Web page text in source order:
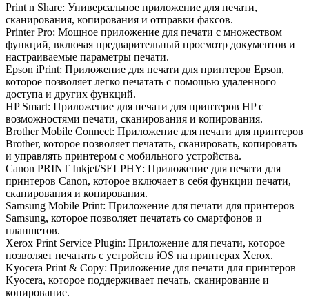
Print n Share: Универсальное приложение для печати,
сканирования, копирования и отправки факсов.
Printer Pro: Мощное приложение для печати с множеством
функций, включая предварительный просмотр документов и
настраиваемые параметры печати.
Epson iPrint: Приложение для печати для принтеров Epson,
которое позволяет легко печатать с помощью удаленного
доступа и других функций.
HP Smart: Приложение для печати для принтеров HP с
возможностями печати, сканирования и копирования.
Brother Mobile Connect: Приложение для печати для принтеров
Brother, которое позволяет печатать, сканировать, копировать
и управлять принтером с мобильного устройства.
Canon PRINT Inkjet/SELPHY: Приложение для печати для
принтеров Canon, которое включает в себя функции печати,
сканирования и копирования.
Samsung Mobile Print: Приложение для печати для принтеров
Samsung, которое позволяет печатать со смартфонов и
планшетов.
Xerox Print Service Plugin: Приложение для печати, которое
позволяет печатать с устройств iOS на принтерах Xerox.
Kyocera Print & Copy: Приложение для печати для принтеров
Kyocera, которое поддерживает печать, сканирование и
копирование.